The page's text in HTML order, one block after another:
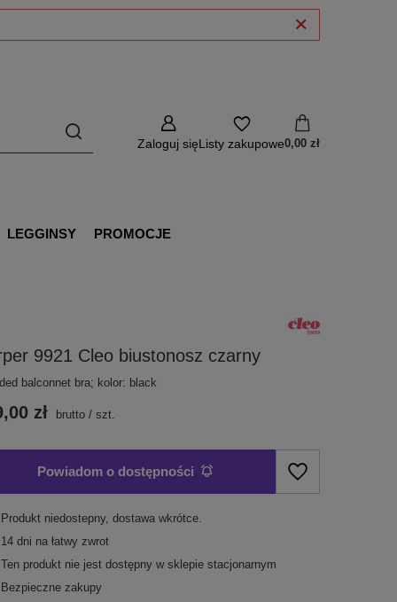
Zaloguj sięListy zakupowe0,00 zł
LEGGINSY PROMOCJE
9921 Cleo biustonosz czarny
balconnet bra; kolor: black
zł brutto /szt.
Powiadom o dostępności
Produkt niedostepny, dostawa wkrótce
14 dni na łatwy zwrot
Ten produkt nie jest dostępny w sklepie stacjonarnym
Bezpieczne zakupy